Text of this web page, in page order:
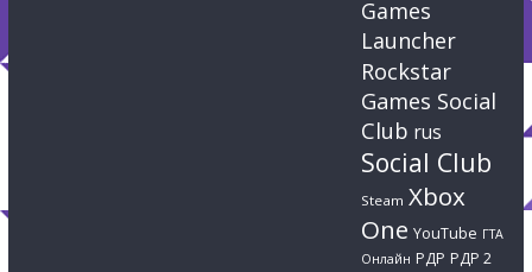
Games
Launcher
Rockstar
Games Social
Club rus
Social Club
Steam Xbox
One YouTube ГТА
Онлайн РДР РДР 2